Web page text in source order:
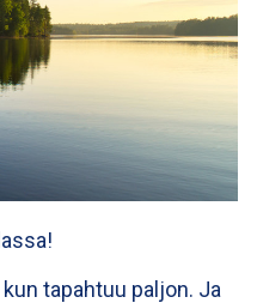
tapahtuu paljon. Ja